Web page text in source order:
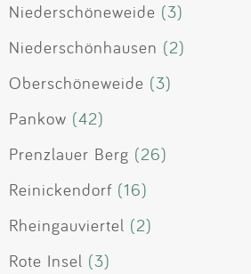
Niederschöneweide (3)
Niederschönhausen (2)
Oberschöneweide (3)
Pankow (42)
Prenzlauer Berg (26)
Reinickendorf (16)
Rheingauviertel (2)
Rote Insel (3)